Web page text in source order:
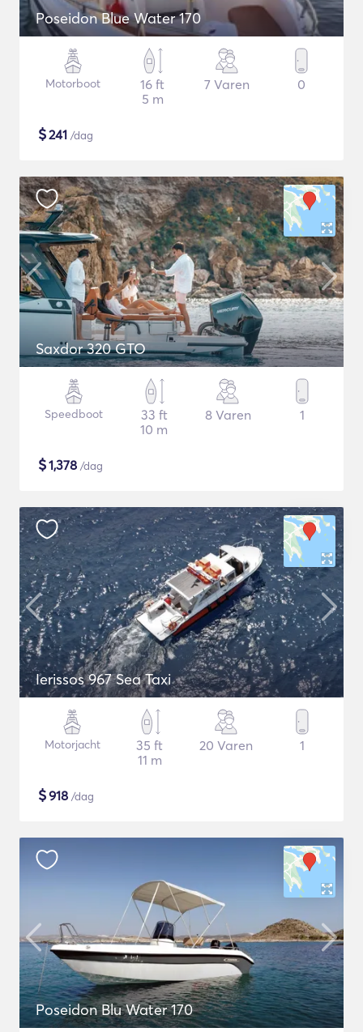
Poseidon Blue Water 170
Motorboot
16 ft
5 m
7 Varen 0
$241 /dag
Saxdor 320 GTO
Speedboot
33 ft
10 m
8 Varen 1
$1,378 /dag
Ierissos 967 Sea Taxi
Motorjacht
35 ft
11 m
20 Varen 1
$918 /dag
Poseidon Blu Water 170